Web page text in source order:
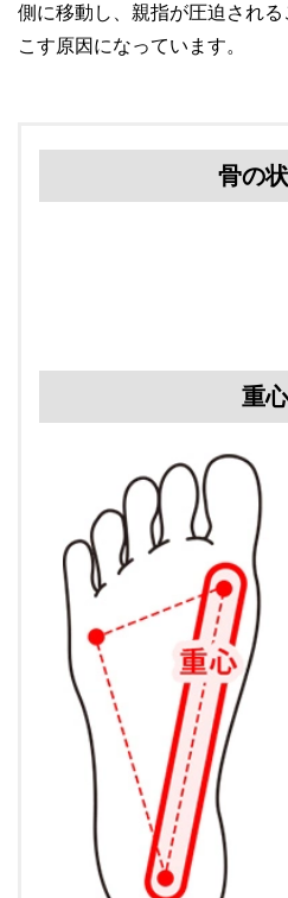
側に移動し、親指が圧迫され
こす原因になっています。
骨の
重心